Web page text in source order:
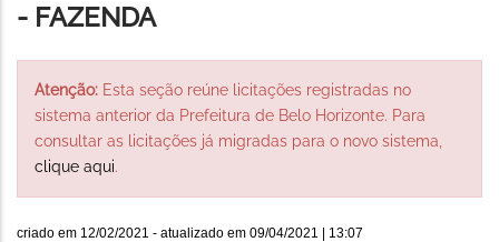
- FAZENDA
Atenção: Esta seção reúne licitações registradas no
sistema anterior da Prefeitura de Belo Horizonte. Para
consultar as licitações já migradas para o novo sistema,
clique aqui.
criado em 12/02/2021 - atualizado em 09/04/2021 | 13:07